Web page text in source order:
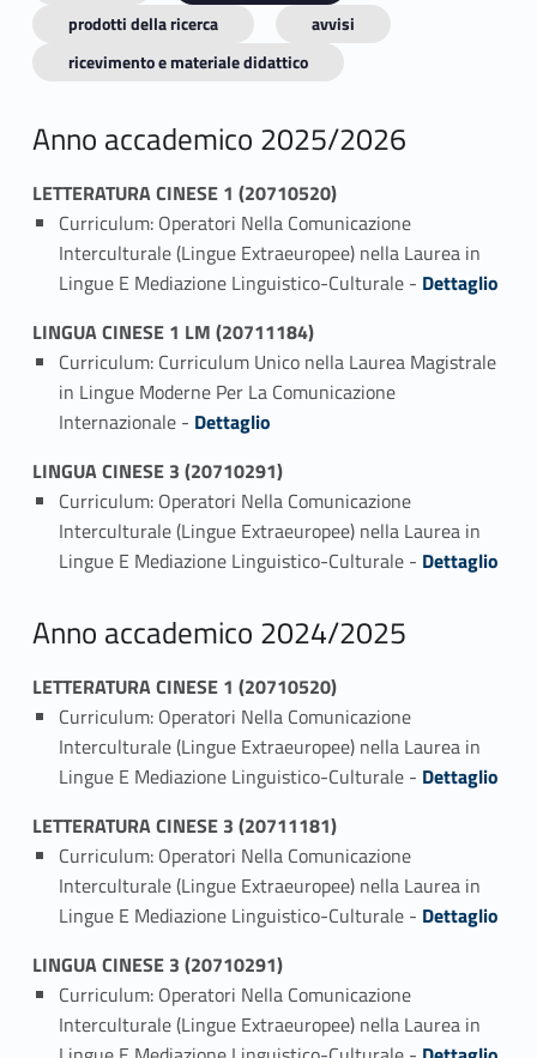
prodotti della ricerca
avvisi
ricevimento e materiale didattico
Anno accademico 2025/2026
LETTERATURA CINESE 1 (20710520)
Curriculum: Operatori Nella Comunicazione
Interculturale (Lingue Extraeuropee) nella Laurea in
Lingue E Mediazione Linguistico-Culturale - Link identifier #identifier_person_196207-1
Dettaglio
LINGUA CINESE 1 LM (20711184)
Curriculum: Curriculum Unico nella Laurea Magistrale
in Lingue Moderne Per La Comunicazione
Internazionale - Link identifier #identifier_person_185670-1
Dettaglio
LINGUA CINESE 3 (20710291)
Curriculum: Operatori Nella Comunicazione
Interculturale (Lingue Extraeuropee) nella Laurea in
Lingue E Mediazione Linguistico-Culturale - Link identifier #identifier_person_119876-1
Dettaglio
Anno accademico 2024/2025
LETTERATURA CINESE 1 (20710520)
Curriculum: Operatori Nella Comunicazione
Interculturale (Lingue Extraeuropee) nella Laurea in
Lingue E Mediazione Linguistico-Culturale - Link identifier #identifier_person_37343-1
Dettaglio
LETTERATURA CINESE 3 (20711181)
Curriculum: Operatori Nella Comunicazione
Interculturale (Lingue Extraeuropee) nella Laurea in
Lingue E Mediazione Linguistico-Culturale - Link identifier #identifier_person_4105-1
Dettaglio
LINGUA CINESE 3 (20710291)
Curriculum: Operatori Nella Comunicazione
Interculturale (Lingue Extraeuropee) nella Laurea in
Link identifier #identifier_person_151163-1